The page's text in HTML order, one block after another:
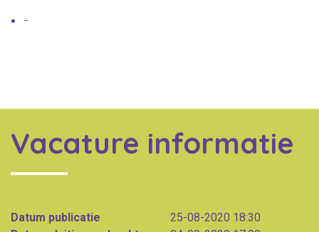
-
Vacature informatie
Datum publicatie
25-08-2020 18:30